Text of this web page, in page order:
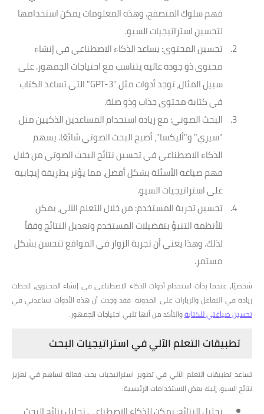
فهم سلوك المتصفح. وهذه المعلومات يمكن استخدامها
لتحسين استراتيجيات السيو.
تحسين المحتوى: يساعد الذكاء الاصطناعي في إنشاء
محتوى ذو جودة عالية يتناسب مع احتياجات الجمهور. على
سبيل المثال، توجد أدوات مثل "GPT-3" التي تساعد الكتاب
في كتابة محتوى جذاب وذو صلة.
البحث الصوتي: مع زيادة استخدام المساعدين الذكيين مثل
"سيري" و"أليكسا"، أصبح البحث الصوتي شائعًا. يسهم
الذكاء الاصطناعي في تحسين نتائج البحث الصوتي من خلال
فهم صياغة الأسئلة بشكل أفضل، مما يؤثر بطريقة إيجابية
على استراتيجيات السيو.
تحسين تجربة المستخدم: من خلال التعلم الآلي، يمكن
للأنظمة التنبؤ بتفضيلات المستخدم وتعديل النتائج وفقاً
لذلك. وهذا يعني أن تجربة الزوار في المواقع تتحسن بشكل
مستمر.
شخصيًا، عندما بدأت استخدام أدوات الذكاء الاصطناعي في إنشاء المحتوى، لاحظت
زيادة في التفاعل والزيارات على المدونة. فقد وجدت أن هذه الأدوات تساعدني في
تحسين صياغتي للكتابةوالتأكد من أنها تلبي احتياجات الجمهور.
تطبيقات التعلم الآلي في استراتيجيات البحث
تساعد تطبيقات التعلم الآلي في تطوير استراتيجيات بحث فعالة تساهم في تعزيز
نتائج السيو. إليك بعض الاستخدامات الرئيسية: